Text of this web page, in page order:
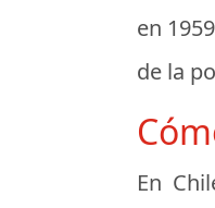
en
de la
En